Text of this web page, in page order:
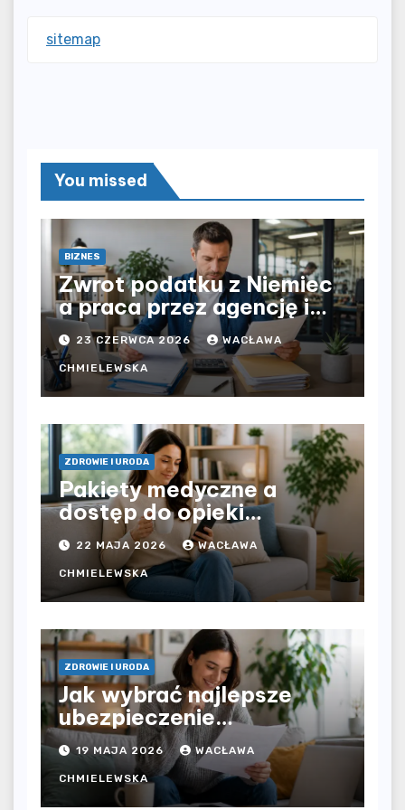
sitemap
You missed
BIZNES
Zwrot podatku z Niemiec
a praca przez agencję i
bezpośrednio u
pracodawcy – jak
rozliczyć oba źródła
dochodu?
23 CZERWCA 2026 WACŁAWA
CHMIELEWSKA
ZDROWIE I URODA
Pakiety medyczne a
dostęp do opieki
zdrowotnej bez
ograniczeń czasowych –
czy prywatna opieka daje
większą swobodę?
22 MAJA 2026 WACŁAWA
CHMIELEWSKA
ZDROWIE I URODA
Jak wybrać najlepsze
ubezpieczenie
komunikacyjne i uniknąć
kosztownych błędów?
19 MAJA 2026 WACŁAWA
CHMIELEWSKA